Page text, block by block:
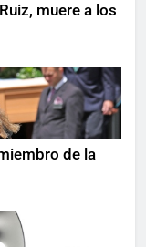
muere a los
de la